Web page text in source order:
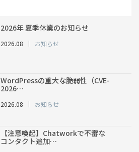
2026年 夏季休業のお知らせ
2026.08 お知らせ
WordPressの重大な脆弱性（CVE-
2026…
2026.08 お知らせ
【注意喚起】Chatworkで不審な
コンタクト追加…